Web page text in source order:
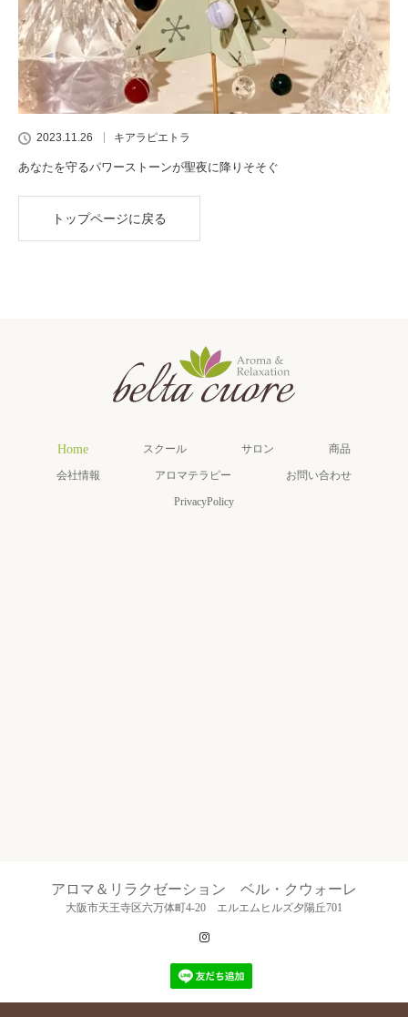
2023.11.26 キアラピエトラ
あなたを守るパワーストーンが聖夜に降りそそぐ
トップページに戻る
Home スクール サロン 商品
会社情報 アロマテラピー お問い合わせ
PrivacyPolicy
アロマ＆リラクゼーション ベル・クウォーレ
大阪市天王寺区六万体町4-20 エルエムヒルズ夕陽丘701